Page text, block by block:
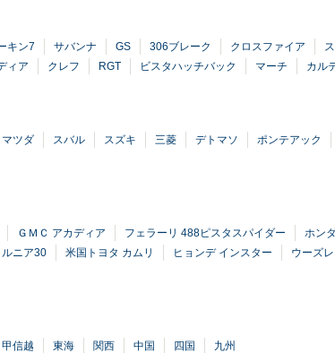
キン7 サバンナ GS 306ブレーク クロスファイア
ィア クレフ RGT ビスタハッチバック マーチ カル
マツダ スバル スズキ 三菱 デトマソ ポンテアック
ＧＭＣ アカディア フェラーリ 488ピスタスパイダー ホン
ニア30 米国トヨタ カムリ ヒョンデ インスター ウーズ
信越 東海 関西 中国 四国 九州